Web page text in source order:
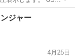
Bluetoothに変更した
ります。 こち
ジャー
4月25日